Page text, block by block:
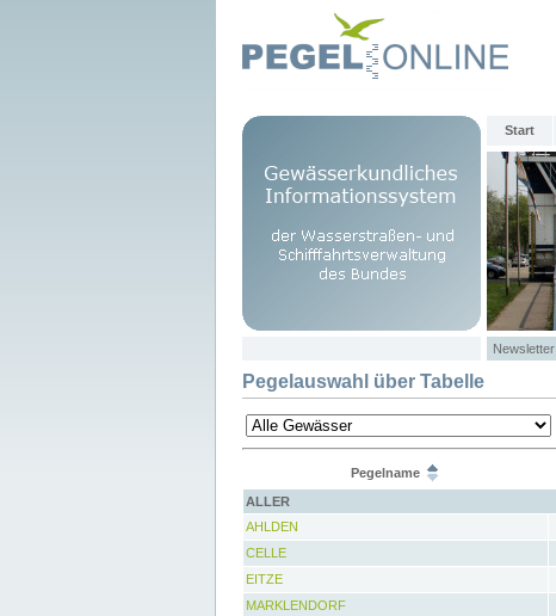
Start
Newsletter
Pegelauswahl über Tabelle
Pegelname
ALLER
AHLDEN
CELLE
EITZE
MARKLENDORF